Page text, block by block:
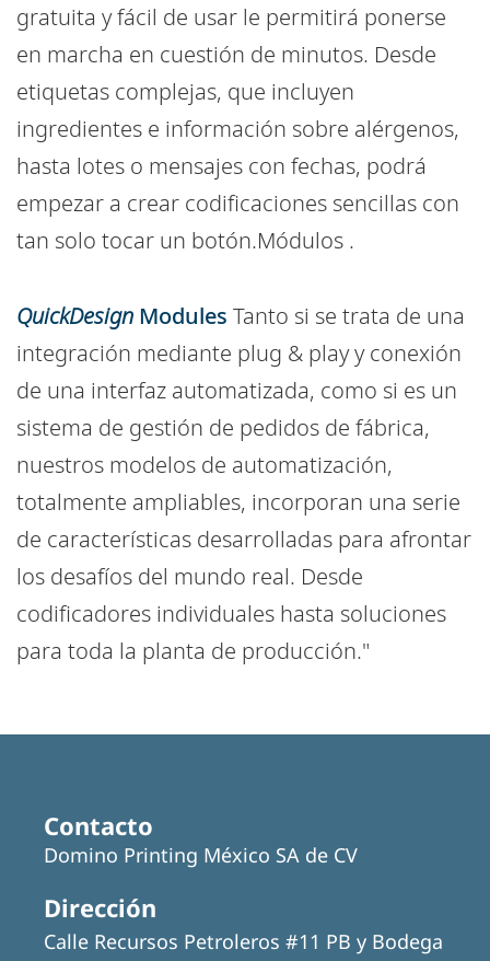
gratuita y fácil de usar le permitirá ponerse
en marcha en cuestión de minutos. Desde
etiquetas complejas, que incluyen
ingredientes e información sobre alérgenos,
hasta lotes o mensajes con fechas, podrá
empezar a crear codificaciones sencillas con
tan solo tocar un botón.Módulos .
QuickDesign Modules Tanto si se trata de una
integración mediante plug & play y conexión
de una interfaz automatizada, como si es un
sistema de gestión de pedidos de fábrica,
nuestros modelos de automatización,
totalmente ampliables, incorporan una serie
de características desarrolladas para afrontar
los desafíos del mundo real. Desde
codificadores individuales hasta soluciones
para toda la planta de producción."
Contacto
Domino Printing México SA de CV
Dirección
Calle Recursos Petroleros #11 PB y Bodega